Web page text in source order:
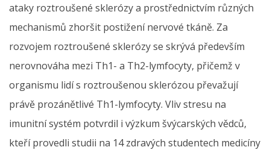
ataky roztroušené sklerózy a prostřednictvím různých
mechanismů zhoršit postižení nervové tkáně. Za
rozvojem roztroušené sklerózy se skrývá především
nerovnováha mezi Th1- a Th2-lymfocyty, přičemž v
organismu lidí s roztroušenou sklerózou převažují
právě prozánětlivé Th1-lymfocyty. Vliv stresu na
imunitní systém potvrdil i výzkum švýcarských vědců,
kteří provedli studii na 14 zdravých studentech medicíny